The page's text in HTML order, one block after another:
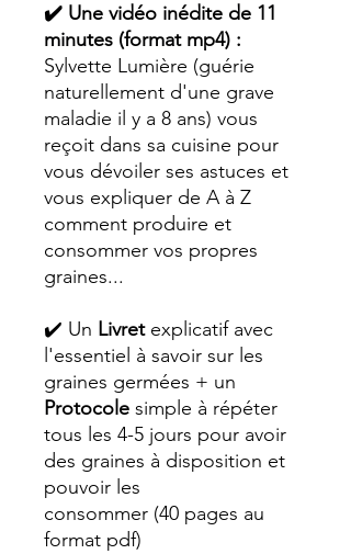
✔️ Une vidéo inédite de 11
minutes (format mp4) :
Sylvette Lumière (guérie
naturellement d'une grave
maladie il y a 8 ans) vous
reçoit dans sa cuisine pour
vous dévoiler ses astuces et
vous expliquer de A à Z
comment produire et
consommer vos propres
graines...
✔️ Un Livret explicatif avec
l'essentiel à savoir sur les
graines germées + un
Protocole simple à répéter
tous les 4-5 jours pour avoir
des graines à disposition et
pouvoir les
consommer (40 pages au
format pdf)